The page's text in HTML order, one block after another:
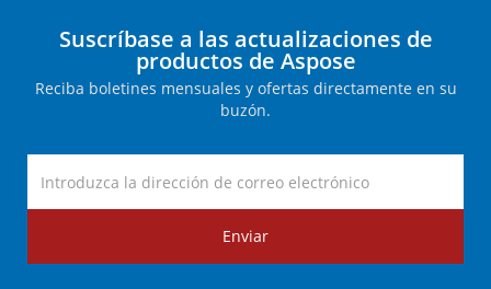
Suscríbase a las actualizaciones de
productos de Aspose
Reciba boletines mensuales y ofertas directamente en su
buzón.
Enviar